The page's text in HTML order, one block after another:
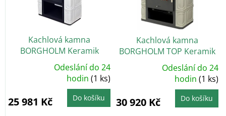
Kachlová kamna
BORGHOLM Keramik
slonová kost
5,0
z
5
Odeslání do 24
hodin(1 ks)
25 981 Kč Do košíku
Kachlová kamna
BORGHOLM TOP Keramik
slonová kost
5,0
z
5
Odeslání do 24
hodin(1 ks)
30 920 Kč Do košíku